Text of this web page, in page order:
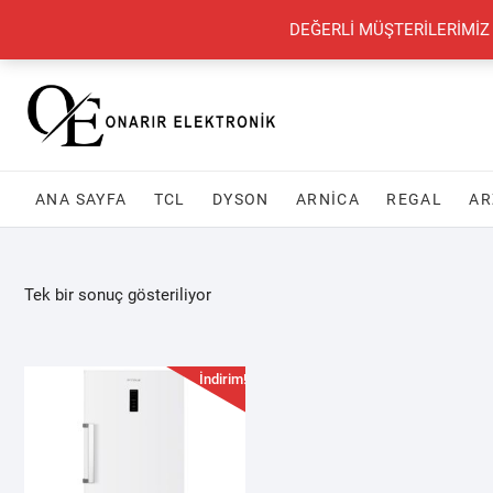
DEĞERLİ
content
onarirelektronik@gmail.com
ANA SAYFA TCL DYSON ARNİCA REGAL
Tek bir sonuç gösteriliyor
İndirim!